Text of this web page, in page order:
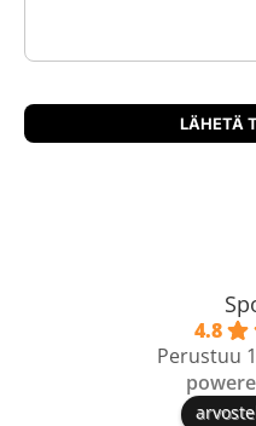
4.8
Perustuu